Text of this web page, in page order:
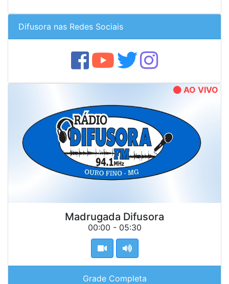
Difusora nas Redes Sociais
AO VIVO
Madrugada Difusora
00:00 - 05:30
Grade Completa